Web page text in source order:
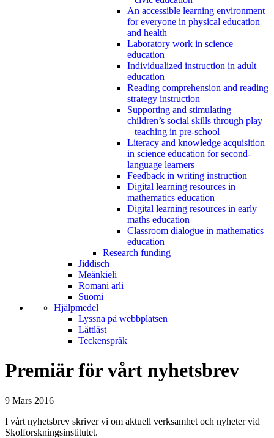
An accessible learning environment
for everyone in physical education
and health
Laboratory work in science
education
Individualized instruction in adult
education
Reading comprehension and reading
strategy instruction
Supporting and stimulating
children’s social skills through play
– teaching in pre-school
Literacy and knowledge acquisition
in science education for second-
language learners
Feedback in writing instruction
Digital learning resources in
mathematics education
Digital learning resources in early
maths education
Classroom dialogue in mathematics
education
Research funding
Jiddisch
Meänkieli
Romani arli
Suomi
Hjälpmedel
Lyssna på webbplatsen
Lättläst
Teckenspråk
Premiär för vårt nyhetsbrev
9 Mars 2016
I vårt nyhetsbrev skriver vi om aktuell verksamhet och nyheter vid
Skolforskningsinstitutet.